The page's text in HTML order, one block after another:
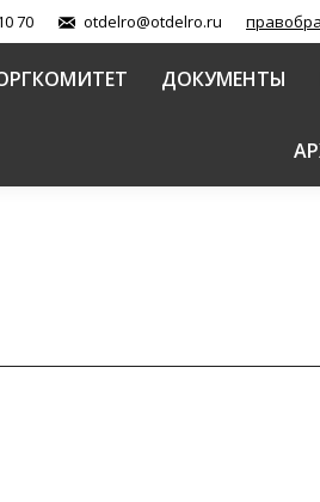
70 otdelro@otdelro.ru
ДОКУМЕНТЫ